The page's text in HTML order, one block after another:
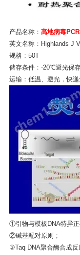
产品名称： 高地病毒
英文名称：Highlands J
规格：50T
储存条件：-20℃避光保
运输：低温、避光，快
①引物与模板DNA特异
②碱基配对原则；
③Taq DNA聚合酶合成反